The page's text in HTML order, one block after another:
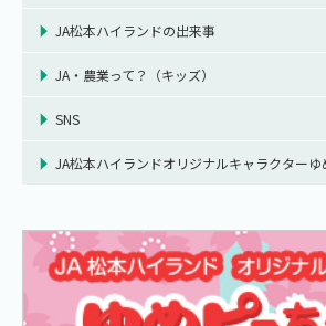
JA松本ハイランドの出来事
JA・農業って？（キッズ）
SNS
JA松本ハイランドオリジナルキャラクターゆ